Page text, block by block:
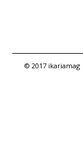
© 2017 ikariamag